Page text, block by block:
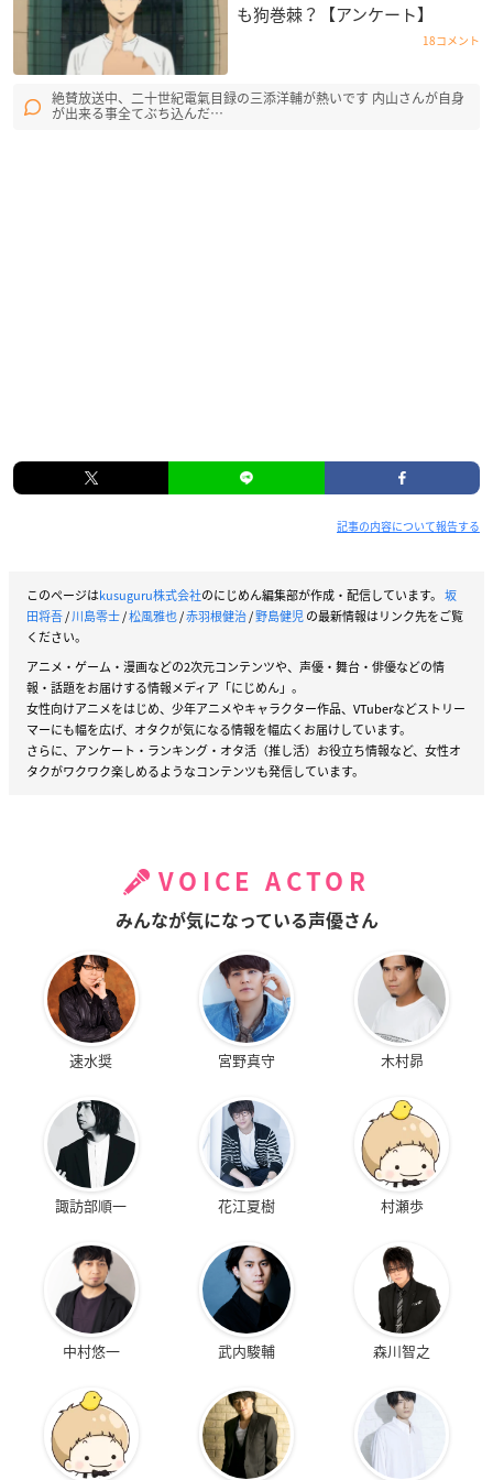
も狗巻棘？【アンケート】
18コメント
絶賛放送中、二十世紀電氣目録の三添洋輔が熱いです 内山さんが自身
が出来る事全てぶち込んだ…
記事の内容について報告する
このページはkusuguru株式会社のにじめん編集部が作成・配信しています。 坂
田将吾/川島零士/松風雅也/赤羽根健治/野島健児の最新情報はリンク先をご覧
ください。
アニメ・ゲーム・漫画などの2次元コンテンツや、声優・舞台・俳優などの情
報・話題をお届けする情報メディア「にじめん」。
女性向けアニメをはじめ、少年アニメやキャラクター作品、VTuberなどストリー
マーにも幅を広げ、オタクが気になる情報を幅広くお届けしています。
さらに、アンケート・ランキング・オタ活（推し活）お役立ち情報など、女性オ
タクがワクワク楽しめるようなコンテンツも発信しています。
VOICE ACTOR
みんなが気になっている声優さん
速水奨 宮野真守 木村昴
諏訪部順一 花江夏樹 村瀬歩
中村悠一 武内駿輔 森川智之